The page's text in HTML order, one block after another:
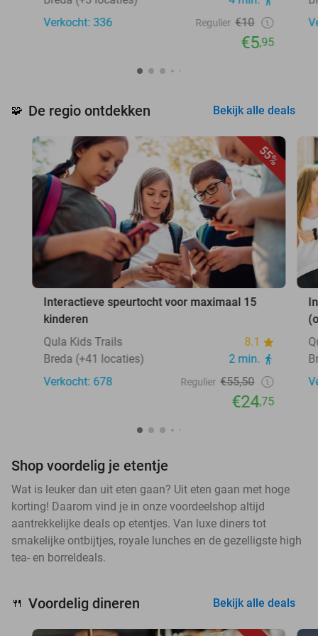
Verkocht: 336
Regulier €10
€5,95
🧩 De regio ontdekken Bekijk alle deals
55%
Interactieve speurtocht voor maximaal 15
kinderen
Qula Kids Trails
8.1
Breda (+41 locaties)
2 min.
Verkocht: 678
Regulier €55,50
€24,75
Shop voordelig je etentje
Wat is leuker dan uit eten gaan? Uit eten gaan met hoge
korting! Daarom vind je in onze voordeelshop altijd
aantrekkelijke deals op etentjes. Van luxe diners tot
smakelijke ontbijtjes, royale lunches en de gezelligste high
tea- en borreldeals.
🍴 Voordelig dineren Bekijk alle deals